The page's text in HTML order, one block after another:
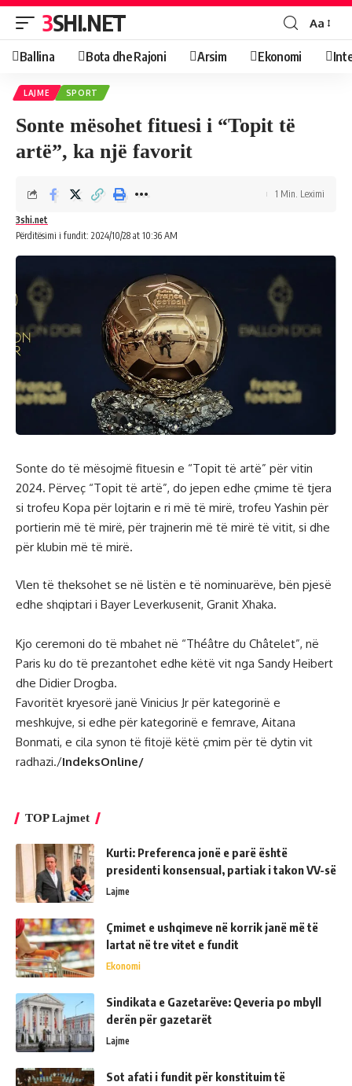
3SHI.NET Aa
Ballina Bota dhe Rajoni Arsim Ekonomi
LAJME SPORT
Sonte mësohet fituesi i “Topit të
artë”, ka një favorit
Përditësimi i fundit: 2024/10/28 at 10:36 AM
3shi.net
1 Min. Leximi
Sonte do të mësojmë fituesin e “Topit të artë” për vitin
2024. Përveç “Topit të artë”, do jepen edhe çmime të tjera
si trofeu Kopa për lojtarin e ri më të mirë, trofeu Yashin për
portierin më të mirë, për trajnerin më të mirë të vitit, si dhe
për klubin më të mirë.
Vlen të theksohet se në listën e të nominuarëve, bën pjesë
edhe shqiptari i Bayer Leverkusenit, Granit Xhaka.
Kjo ceremoni do të mbahet në “Théâtre du Châtelet”, në
Paris ku do të prezantohet edhe këtë vit nga Sandy Heibert
dhe Didier Drogba.
Favoritët kryesorë janë Vinicius Jr për kategorinë e
meshkujve, si edhe për kategorinë e femrave, Aitana
Bonmati, e cila synon të fitojë këtë çmim për të dytin vit
radhazi./IndeksOnline/
TOP Lajmet
Kurti: Preferenca jonë e parë është
presidenti konsensual, partiak i takon VV-së
Lajme
Çmimet e ushqimeve në korrik janë më të
lartat në tre vitet e fundit
Ekonomi
Sindikata e Gazetarëve: Qeveria po mbyll
derën për gazetarët
Lajme
Sot afati i fundit për konstituim të